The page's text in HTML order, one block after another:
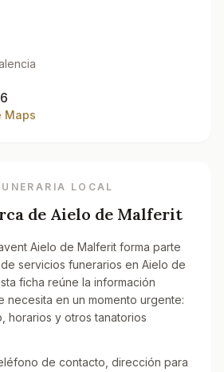
Maps
LOCAL
de Aielo de Malferit
Aielo de Malferit forma parte
servicios funerarios en Aielo de
ficha reúne la información
necesita en un momento urgente:
horarios y otros tanatorios
de contacto, dirección para